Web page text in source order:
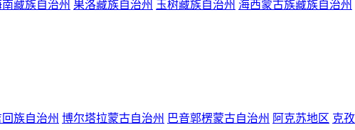
南藏族自治州 果洛藏族自治州 玉树藏族自治州 海西蒙古族藏族自治州
族自治州 博尔塔拉蒙古自治州 巴音郭楞蒙古自治州 阿克苏地区 克